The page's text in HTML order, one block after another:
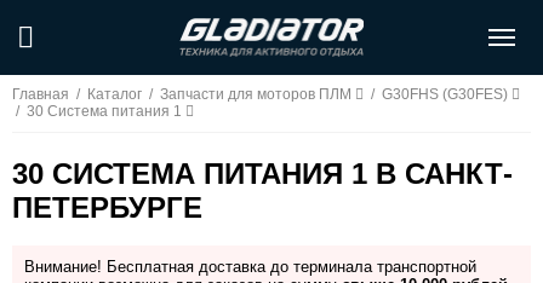
Главная / Каталог / Запчасти для моторов ПЛМ / G30FHS (G30FES)
/ 30 Система питания 1
30 СИСТЕМА ПИТАНИЯ 1 В САНКТ-
ПЕТЕРБУРГЕ
Внимание! Бесплатная доставка до терминала транспортной